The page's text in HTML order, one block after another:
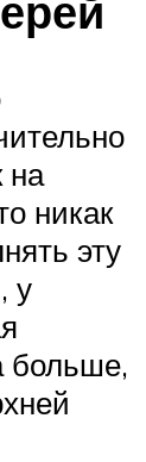
на
никак
эту
у
больше,